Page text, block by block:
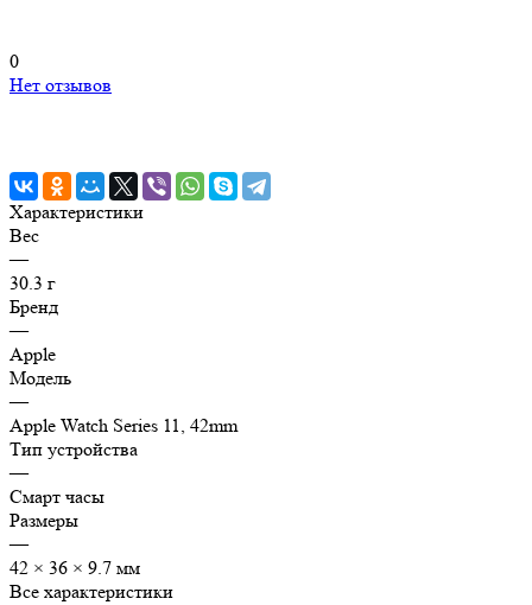
0
Нет отзывов
Характеристики
Вес
—
30.3 г
Бренд
—
Apple
Модель
—
Apple Watch Series 11, 42mm
Тип устройства
—
Смарт часы
Размеры
—
42 × 36 × 9.7 мм
Все характеристики